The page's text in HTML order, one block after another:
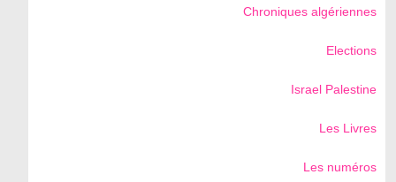
Chroniques algériennes
Elections
Israel Palestine
Les Livres
Les numéros